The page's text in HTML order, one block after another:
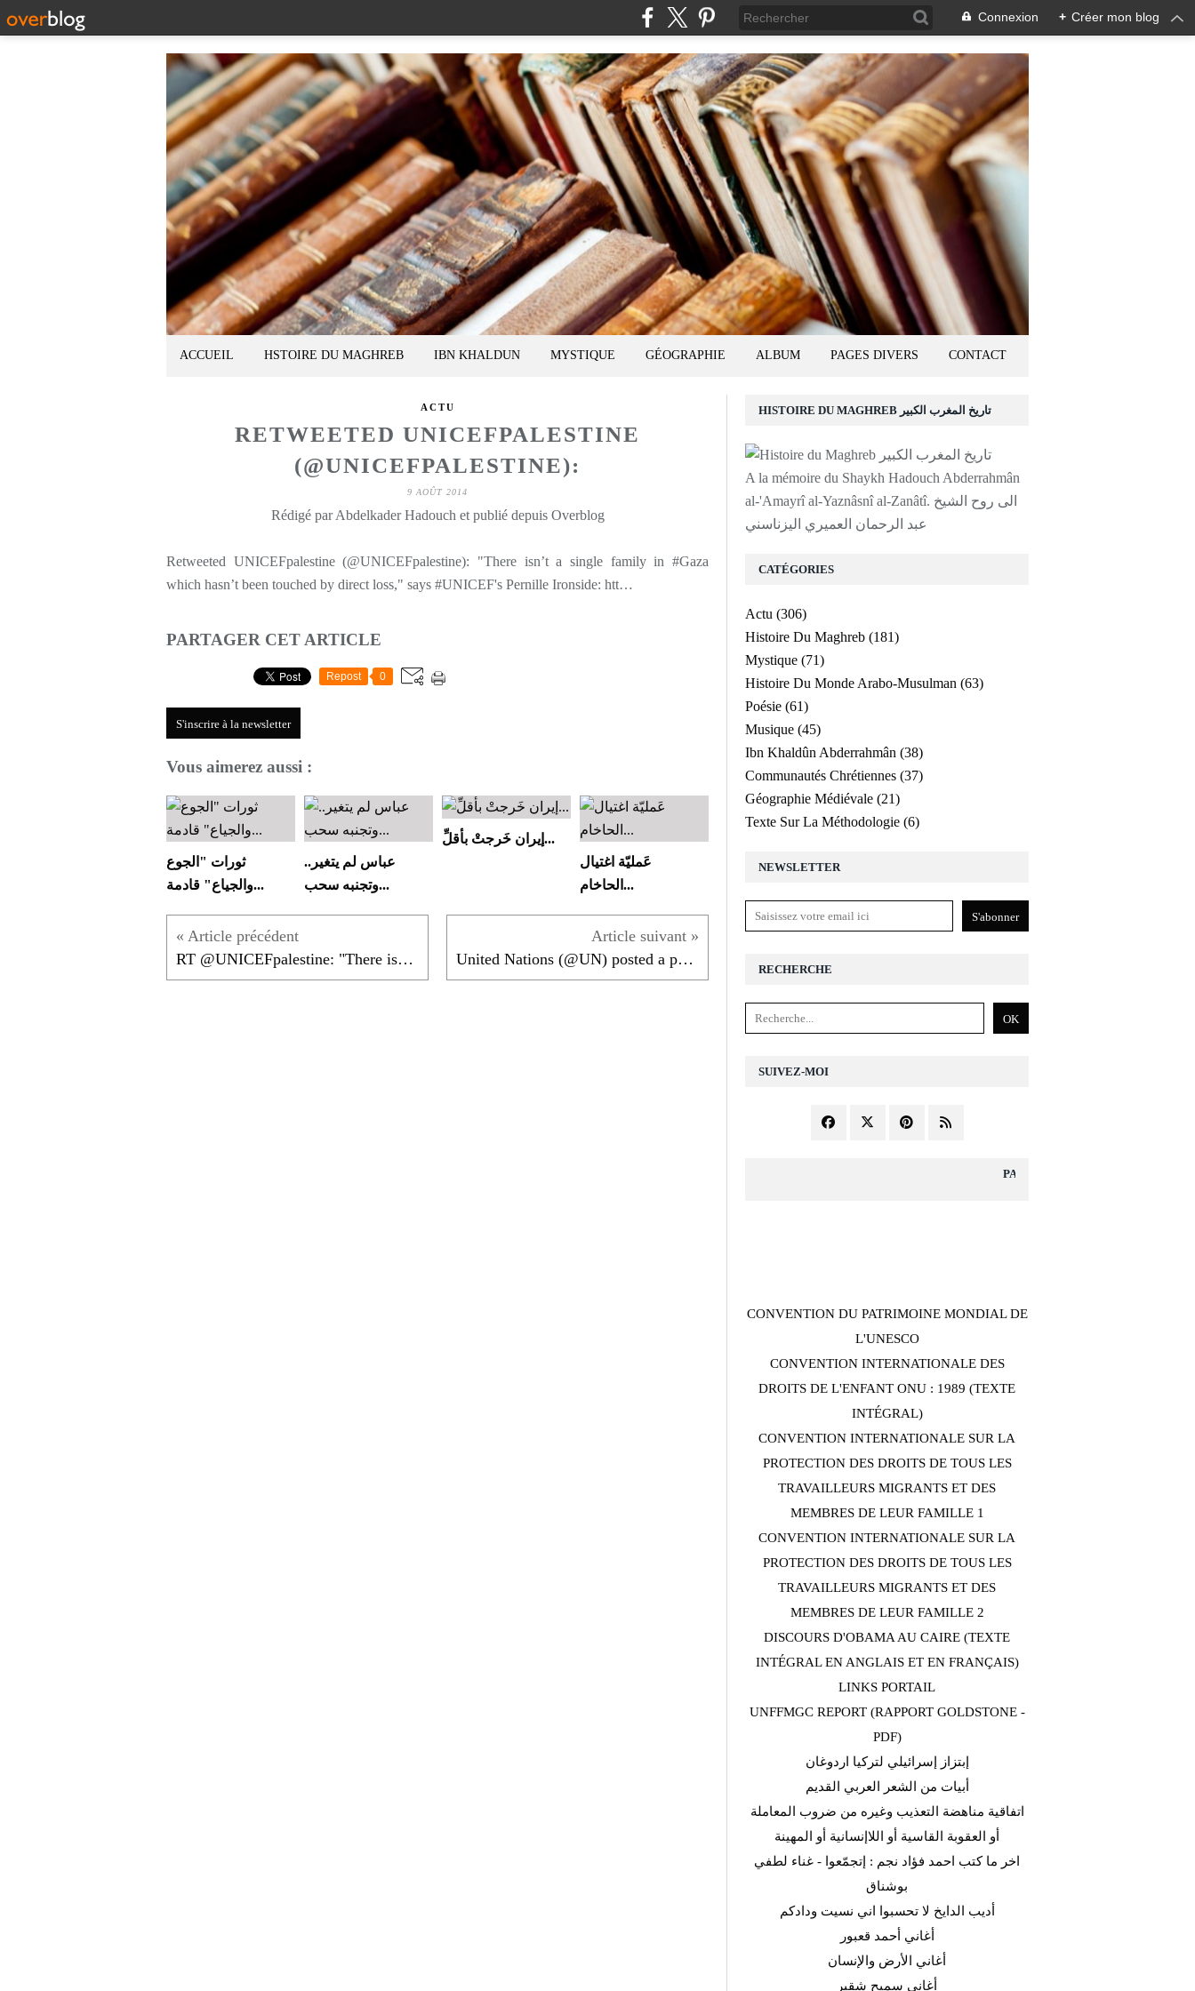
Connexion + Créer mon blog
ACCUEIL HSTOIRE DU MAGHREB IBN KHALDUN MYSTIQUE GÉOGRAPHIE ALBUM PAGES DIVERS CONTACT
ACTU
RETWEETED UNICEFPALESTINE
(@UNICEFPALESTINE):
9 AOÛT 2014
Rédigé par Abdelkader Hadouch et publié depuis Overblog
Retweeted UNICEFpalestine (@UNICEFpalestine): "There isn’t a single family in #Gaza
which hasn’t been touched by direct loss," says #UNICEF's Pernille Ironside: htt…
PARTAGER CET ARTICLE
Repost 0
S'inscrire à la newsletter
Vous aimerez aussi :
ثورات "الجوع
والجياع" قادمة...
عباس لم يتغير..
وتجنبه سحب...
إيران خَرجتْ بأقلِّ...
عَمليّة اغتيال
الحاخام...
RT @UNICEFpalestine: "There isn’t a single... United Nations (@UN) posted a photo on Twitter
NEWSLETTER
SUIVEZ-MOI
RECHERCHE
HISTOIRE DU MAGHREB تاريخ المغرب الكبير
A la mémoire du Shaykh Hadouch Abderrahmân
al-'Amayrî al-Yaznâsnî al-Zanâtî. الى روح الشيخ
عبد الرحمان العميري اليزناسني
CATÉGORIES
Actu (306)
Histoire Du Maghreb (181)
Mystique (71)
Histoire Du Monde Arabo-Musulman (63)
Poésie (61)
Musique (45)
Ibn Khaldûn Abderrahmân (38)
Communautés Chrétiennes (37)
Géographie Médiévale (21)
Texte Sur La Méthodologie (6)
PAGES DIVERS
CONVENTION DU PATRIMOINE MONDIAL DE
L'UNESCO
CONVENTION INTERNATIONALE DES
DROITS DE L'ENFANT ONU : 1989 (TEXTE
INTÉGRAL)
CONVENTION INTERNATIONALE SUR LA
PROTECTION DES DROITS DE TOUS LES
TRAVAILLEURS MIGRANTS ET DES
MEMBRES DE LEUR FAMILLE 1
CONVENTION INTERNATIONALE SUR LA
PROTECTION DES DROITS DE TOUS LES
TRAVAILLEURS MIGRANTS ET DES
MEMBRES DE LEUR FAMILLE 2
DISCOURS D'OBAMA AU CAIRE (TEXTE
INTÉGRAL EN ANGLAIS ET EN FRANÇAIS)
LINKS PORTAIL
UNFFMGC REPORT (RAPPORT GOLDSTONE -
PDF)
إبتزاز إسرائيلي لتركيا اردوغان
أبيات من الشعر العربي القديم
اتفاقية مناهضة التعذيب وغيره من ضروب المعاملة
أو العقوبة القاسية أو اللاإنسانية أو المهينة
اخر ما كتب احمد فؤاد نجم : إتجمّعوا - غناء لطفي
بوشناق
أديب الدايخ لا تحسبوا اني نسيت ودادكم
أغاني أحمد قعبور
أغاني الأرض والإنسان
أغاني سميح شقير